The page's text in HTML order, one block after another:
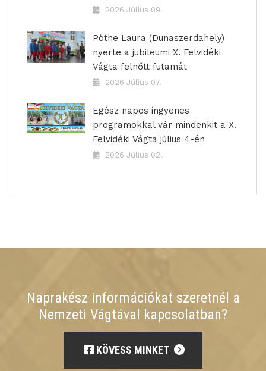
2026 Július 09.
Pöthe Laura (Dunaszerdahely)
nyerte a jubileumi X. Felvidéki
Vágta felnőtt futamát
2026 Július 07.
Egész napos ingyenes
programokkal vár mindenkit a X.
Felvidéki Vágta július 4-én
2026 Július 02.
Naprakész információkat szeretnél a
Nemzeti Vágtával kapcsolatban?
KÖVESS MINKET